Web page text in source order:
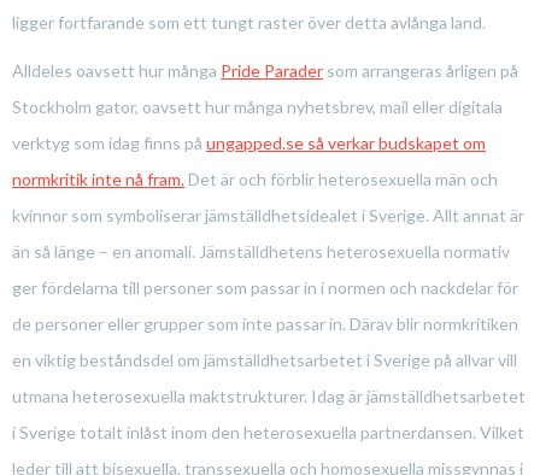
ligger fortfarande som ett tungt raster över detta avlånga land.
Alldeles oavsett hur många Pride Parader som arrangeras årligen på
Stockholm gator, oavsett hur många nyhetsbrev, mail eller digitala
verktyg som idag finns på ungapped.se så verkar budskapet om
normkritik inte nå fram. Det är och förblir heterosexuella män och
kvinnor som symboliserar jämställdhetsidealet i Sverige. Allt annat är
än så länge – en anomali. Jämställdhetens heterosexuella normativ
ger fördelarna till personer som passar in i normen och nackdelar för
de personer eller grupper som inte passar in. Därav blir normkritiken
en viktig beståndsdel om jämställdhetsarbetet i Sverige på allvar vill
utmana heterosexuella maktstrukturer. Idag är jämställdhetsarbetet
i Sverige totalt inlåst inom den heterosexuella partnerdansen. Vilket
leder till att bisexuella, transsexuella och homosexuella missgynnas i